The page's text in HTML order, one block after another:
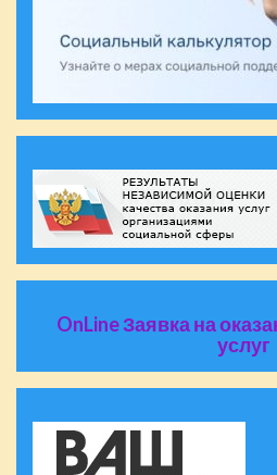
OnLine Заявка на
услуг